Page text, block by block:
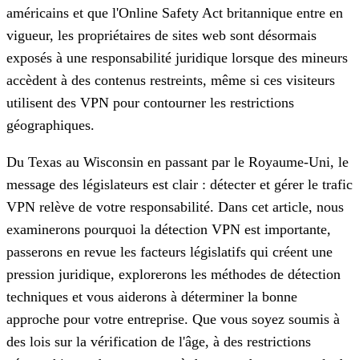
américains et que l'Online Safety Act britannique entre en
vigueur, les propriétaires de sites web sont désormais
exposés à une responsabilité juridique lorsque des mineurs
accèdent à des contenus restreints, même si ces visiteurs
utilisent des VPN pour contourner les restrictions
géographiques.
Du Texas au Wisconsin en passant par le Royaume-Uni, le
message des législateurs est clair : détecter et gérer le trafic
VPN relève de votre responsabilité. Dans cet article, nous
examinerons pourquoi la détection VPN est importante,
passerons en revue les facteurs législatifs qui créent une
pression juridique, explorerons les méthodes de détection
techniques et vous aiderons à déterminer la bonne
approche pour votre entreprise. Que vous soyez soumis à
des lois sur la vérification de l'âge, à des restrictions